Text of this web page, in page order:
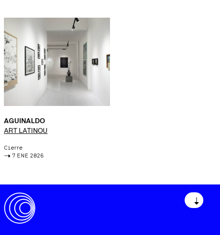
AGUINALDO
ART LATINOU
Cierre
-> 7 ENE 2026
↓